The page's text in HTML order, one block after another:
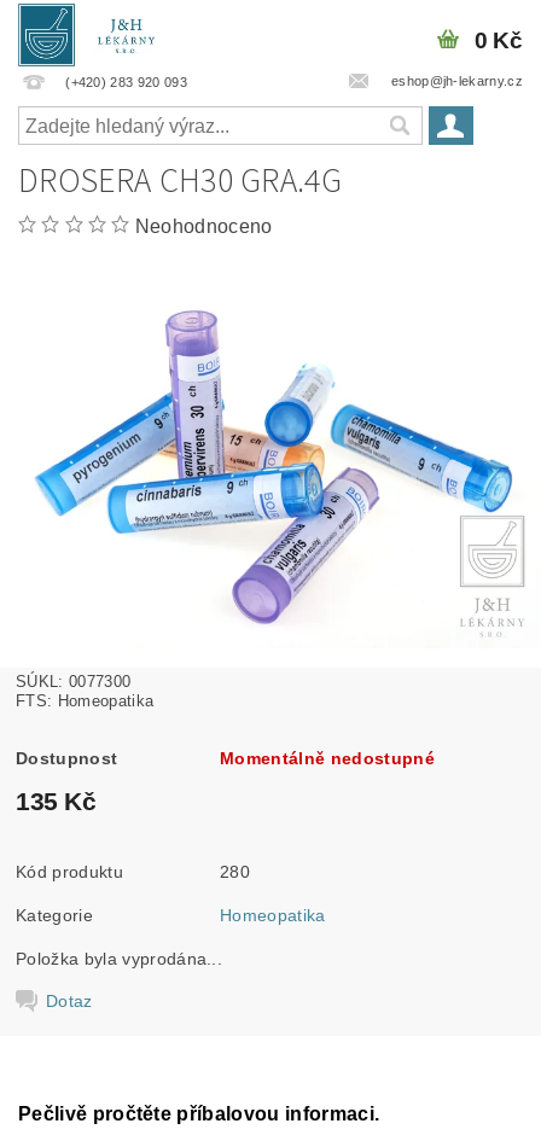
(+420) 283 920 093 eshop@jh-lekarny.cz
0 Kč
DROSERA CH30 GRA.4G
Neohodnoceno
SÚKL: 0077300
FTS: Homeopatika
Dostupnost Momentálně nedostupné
135 Kč
Kód produktu 280
Kategorie Homeopatika
Položka byla vyprodána...
Dotaz
Pečlivě pročtěte příbalovou informaci.